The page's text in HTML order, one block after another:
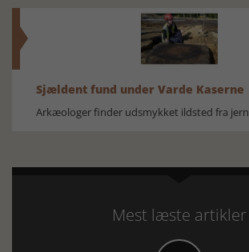
Sjældent fund under Varde Kaserne
Arkæologer finder udsmykket ildsted fra
Mest læste artikler